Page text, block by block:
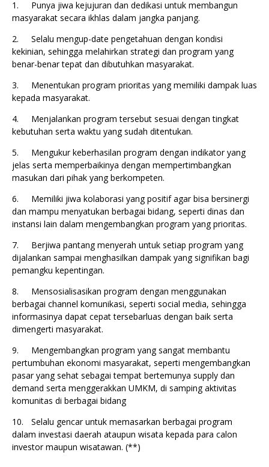
1.
Punya jiwa kejujuran dan dedikasi untuk membangun
masyarakat secara ikhlas dalam jangka panjang.
2.
Selalu mengup-date pengetahuan dengan kondisi
kekinian, sehingga melahirkan strategi dan program yang
benar-benar tepat dan dibutuhkan masyarakat.
3.
Menentukan program prioritas yang memiliki dampak luas
kepada masyarakat.
4.
Menjalankan program tersebut sesuai dengan tingkat
kebutuhan serta waktu yang sudah ditentukan.
5.
Mengukur keberhasilan program dengan indikator yang
jelas serta memperbaikinya dengan mempertimbangkan
masukan dari pihak yang berkompeten.
6.
Memiliki jiwa kolaborasi yang positif agar bisa bersinergi
dan mampu menyatukan berbagai bidang, seperti dinas dan
instansi lain dalam mengembangkan program yang prioritas.
7.
Berjiwa pantang menyerah untuk setiap program yang
dijalankan sampai menghasilkan dampak yang signifikan bagi
pemangku kepentingan.
8.
Mensosialisasikan program dengan menggunakan
berbagai channel komunikasi, seperti social media, sehingga
informasinya dapat cepat tersebarluas dengan baik serta
dimengerti masyarakat.
9.
Mengembangkan program yang sangat membantu
pertumbuhan ekonomi masyarakat, seperti mengembangkan
pasar yang sehat sebagai tempat bertemunya supply dan
demand serta menggerakkan UMKM, di samping aktivitas
komunitas di berbagai bidang
10.
Selalu gencar untuk memasarkan berbagai program
dalam investasi daerah ataupun wisata kepada para calon
investor maupun wisatawan. (**)